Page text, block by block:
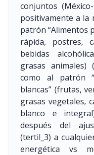
conjuntos
positivamente a la
patrón “Alimentos
rápida, postres,
bebidas
grasas animales)
como al patrón
blancas” (frutas,
grasas vegetales,
blanco e
después del
(tertil_3) a
energética vs